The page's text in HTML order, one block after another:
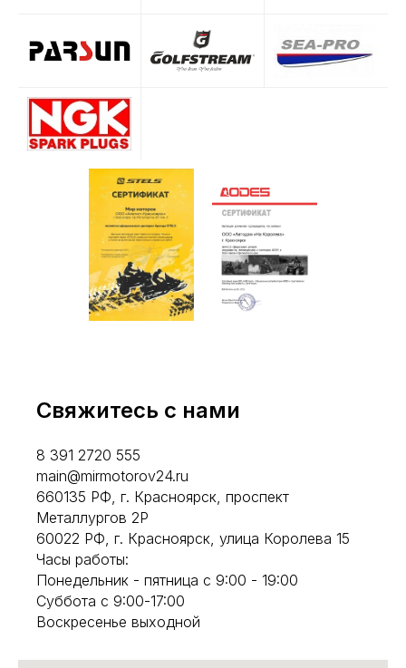
Свяжитесь с нами
8 391 2720 555
main@mirmotorov24.ru
660135 РФ, г. Красноярск, проспект
Металлургов 2Р
60022 РФ, г. Красноярск, улица Королева 15
Часы работы:
Понедельник - пятница с 9:00 - 19:00
Суббота с 9:00-17:00
Воскресенье выходной